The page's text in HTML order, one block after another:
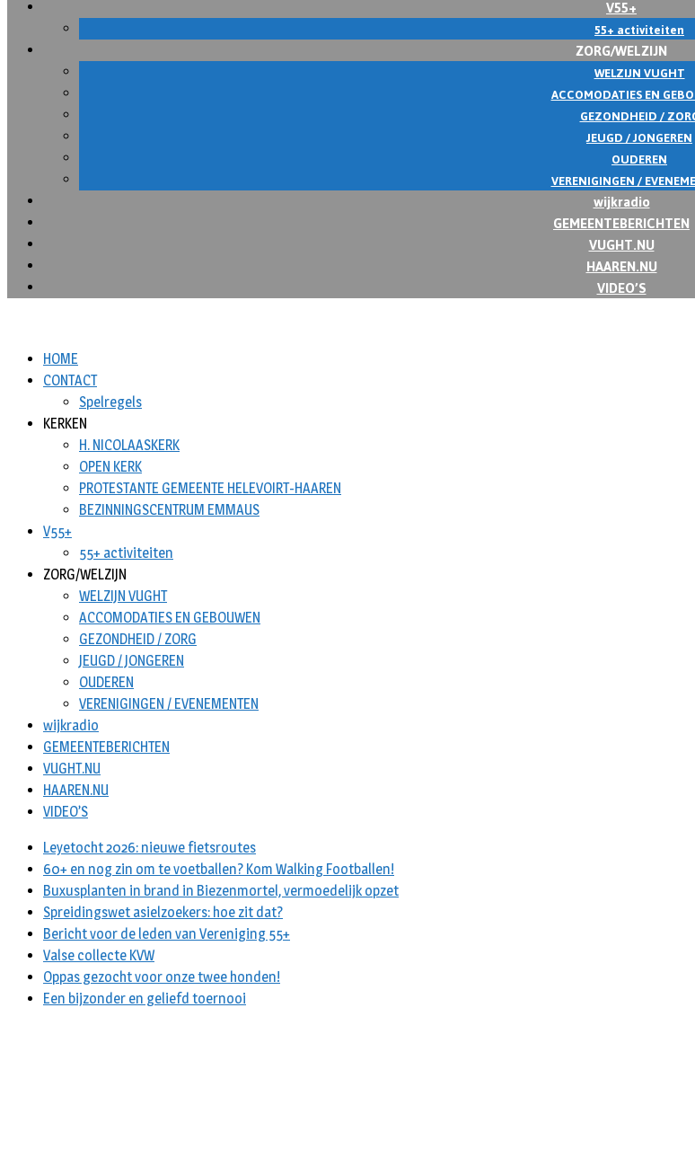
V55+
55+ activiteiten
ZORG/WELZIJN
WELZIJN VUGHT
ACCOMODATIES EN
GEZONDHEID /
JEUGD / JONGEREN
OUDEREN
VERENIGINGEN /
wijkradio
GEMEENTEBERICHTEN
VUGHT.NU
HAAREN.NU
VIDEO’S
HOME
CONTACT
Spelregels
KERKEN
H. NICOLAASKERK
OPEN KERK
PROTESTANTE GEMEENTE HELEVOIRT-HAAREN
BEZINNINGSCENTRUM EMMAUS
V55+
55+ activiteiten
ZORG/WELZIJN
WELZIJN VUGHT
ACCOMODATIES EN GEBOUWEN
GEZONDHEID / ZORG
JEUGD / JONGEREN
OUDEREN
VERENIGINGEN / EVENEMENTEN
wijkradio
GEMEENTEBERICHTEN
VUGHT.NU
HAAREN.NU
VIDEO’S
Leyetocht 2026: nieuwe fietsroutes
60+ en nog zin om te voetballen? Kom Walking Footballen!
Buxusplanten in brand in Biezenmortel, vermoedelijk opzet
Spreidingswet asielzoekers: hoe zit dat?
Bericht voor de leden van Vereniging 55+
Valse collecte KVW
Oppas gezocht voor onze twee honden!
Een bijzonder en geliefd toernooi